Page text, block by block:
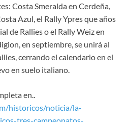
Costa Smeralda en Cerdeña,
Azul, el Rally Ypres que años
de Rallies o el Rally Weiz en
en septiembre, se unirá al
cerrando el calendario en el
en suelo italiano.
en..
historicos/noticia/la-
tres-campeonatos-